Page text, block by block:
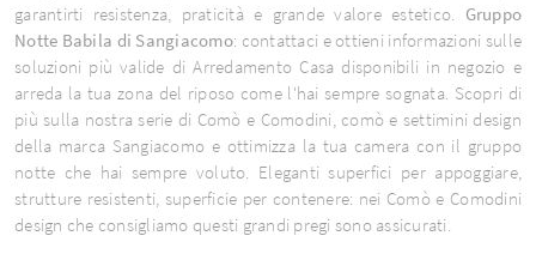
garantirti resistenza, praticità e grande valore estetico. Gruppo
Notte Babila di Sangiacomo: contattaci e ottieni informazioni sulle
soluzioni più valide di Arredamento Casa disponibili in negozio e
arreda la tua zona del riposo come l'hai sempre sognata. Scopri di
più sulla nostra serie di Comò e Comodini, comò e settimini design
della marca Sangiacomo e ottimizza la tua camera con il gruppo
notte che hai sempre voluto. Eleganti superfici per appoggiare,
strutture resistenti, superficie per contenere: nei Comò e Comodini
design che consigliamo questi grandi pregi sono assicurati.